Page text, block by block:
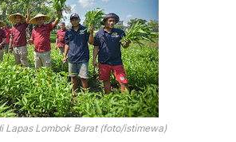
Lapas Lombok Barat (foto/istimewa)